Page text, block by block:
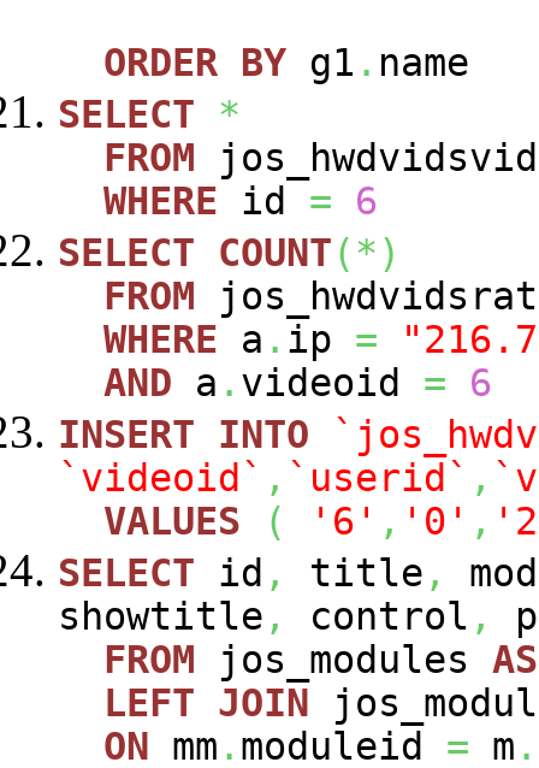
ORDER BY g1 . name
SELECT
*
FROM
WHERE id =
6
SELECT
COUNT(*)
FROM
WHERE a . ip =
AND a . videoid =
6
INSERT
INTO
`videoid` , `userid` ,
VALUES
( '6' , '0' ,
SELECT id , title ,
showtitle , control ,
FROM jos_modules AS
LEFT JOIN
ON mm . moduleid = m .